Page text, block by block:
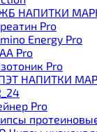
ЖБ НАПИТКИ
Pro
Energy Pro
Pro
Pro
ПЭТ НАПИТКИ
Pro